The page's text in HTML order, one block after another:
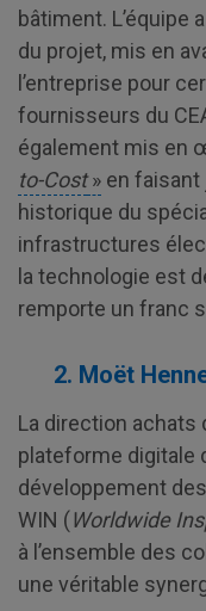
bâtiment.
du projet, mis en
l’entreprise pour
fournisseurs du
également mis en
to-Cost» en faisant
historique du
infrastructures
la technologie est
remporte un franc
2. Moët
La direction achats
plateforme digitale
développement
WIN (Worldwide
à l’ensemble des
une véritable